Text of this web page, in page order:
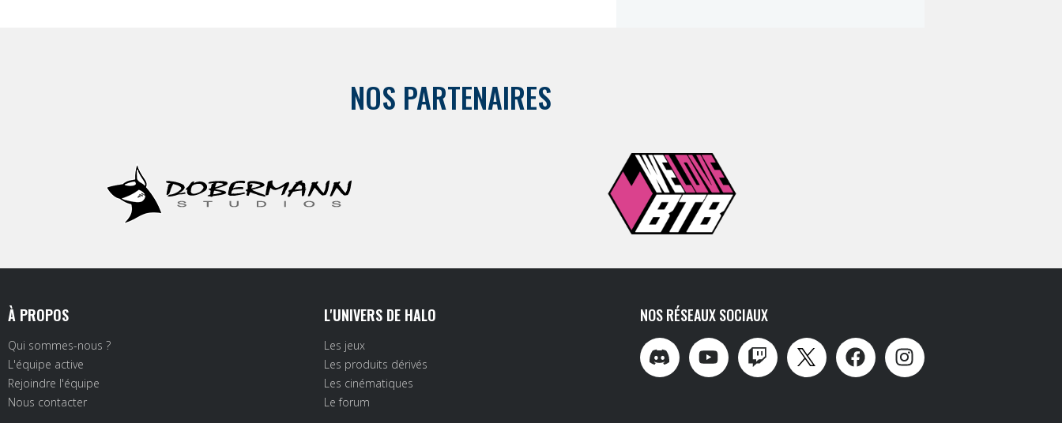
NOS PARTENAIRES
À PROPOS
Qui sommes-nous ?
L'équipe active
Rejoindre l'équipe
Nous contacter
L'UNIVERS DE HALO
Les jeux
Les produits dérivés
Les cinématiques
Le forum
NOS RÉSEAUX SOCIAUX